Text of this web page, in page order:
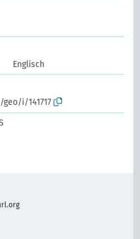
Englisch
i/141717